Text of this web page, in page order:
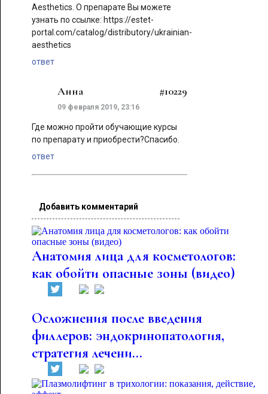
Aesthetics. О препарате Вы можете
узнать по ссылке: https://estet-
portal.com/catalog/distributory/ukrainian-
aesthetics
ответ
Анна #10229
09 февраля 2019, 23:16
Где можно пройти обучающие курсы
по препарату и приобрести?Спасибо.
ответ
Добавить комментарий
Анатомия лица для косметологов:
как обойти опасные зоны (видео)
Осложнения после введения
филлеров: эндокринопатология,
стратегия лечени...